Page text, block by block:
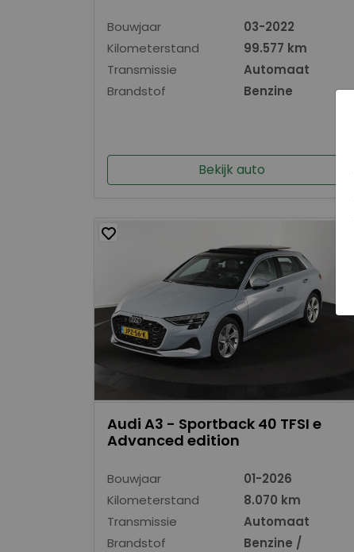
Bouwjaar
03-2022
Kilometerstand
99.577 km
Transmissie
Automaat
Brandstof
Benzine
Bekijk auto
Audi A3 - Sportback 40 TFSI e
Advanced edition
Bouwjaar
01-2026
Kilometerstand
8.070 km
Transmissie
Automaat
Brandstof
Benzine /